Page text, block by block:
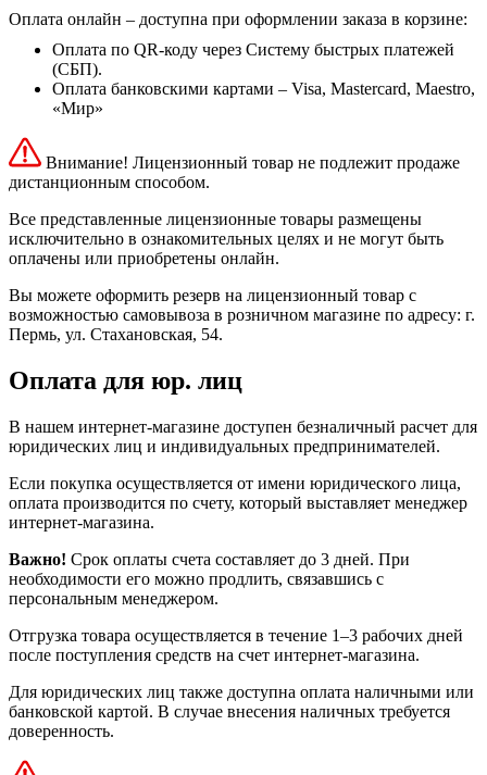
Оплата онлайн – доступна при оформлении заказа в корзине:
Оплата по QR-коду через Систему быстрых платежей
(СБП).
Оплата банковскими картами – Visa, Mastercard, Maestro,
«Мир»
Внимание! Лицензионный товар не подлежит продаже
дистанционным способом.
Все представленные лицензионные товары размещены
исключительно в ознакомительных целях и не могут быть
оплачены или приобретены онлайн.
Вы можете оформить резерв на лицензионный товар с
возможностью самовывоза в розничном магазине по адресу: г.
Пермь, ул. Стахановская, 54.
Оплата для юр. лиц
В нашем интернет-магазине доступен безналичный расчет для
юридических лиц и индивидуальных предпринимателей.
Если покупка осуществляется от имени юридического лица,
оплата производится по счету, который выставляет менеджер
интернет-магазина.
Важно! Срок оплаты счета составляет до 3 дней. При
необходимости его можно продлить, связавшись с
персональным менеджером.
Отгрузка товара осуществляется в течение 1–3 рабочих дней
после поступления средств на счет интернет-магазина.
Для юридических лиц также доступна оплата наличными или
банковской картой. В случае внесения наличных требуется
доверенность.